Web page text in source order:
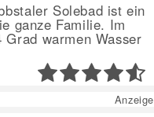
Solebad ist ein
ganze Familie. Im
Grad warmen Wasser
Anzeige